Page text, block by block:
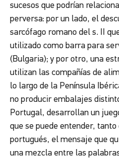
sucesos que podrían
perversa: por un lado, el
sarcófago romano del s. II
utilizado como barra para
(Bulgaria); y por otro, una
utilizan las compañías de
lo largo de la Península
no producir embalajes
Portugal, desarrollan un
que se puede entender,
portugués, el mensaje que
una mezcla entre las